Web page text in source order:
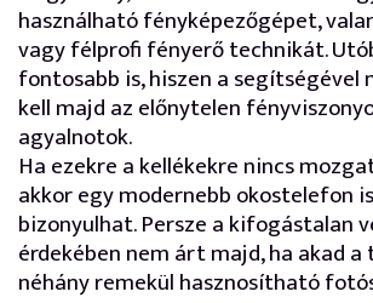
használható fényképezőgépet,
vagy félprofi fényerő technikát.
fontosabb is, hiszen a
kell majd az előnytelen
agyalnotok.
Ha ezekre a kellékekre nincs
akkor egy modernebb okostelefon
bizonyulhat. Persze a kifogástalan
érdekében nem árt majd, ha akad a
néhány remekül hasznosítható